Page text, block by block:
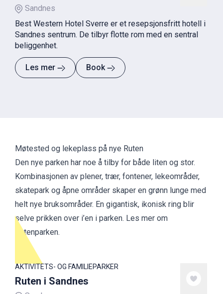
Sandnes
Best Western Hotel Sverre er et resepsjonsfritt hotell i
Sandnes sentrum. De tilbyr flotte rom med en sentral
beliggenhet.
Les mer Book
Møtested og lekeplass på nye Ruten
Den nye parken har noe å tilby for både liten og stor.
Kombinasjonen av plener, trær, fontener, lekeområder,
skatepark og åpne områder skaper en grønn lunge med
helt nye bruksområder. En gigantisk, ikonisk ring blir
selve prikken over i’en i parken. Les mer om
Rutenparken.
AKTIVITETS- OG FAMILIEPARKER
Ruten i Sandnes